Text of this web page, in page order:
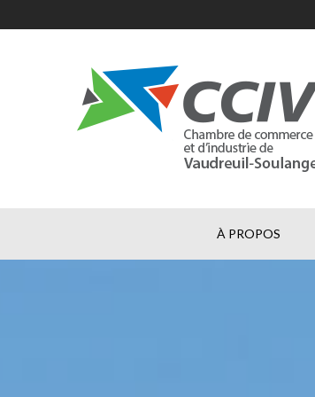
À PROPOS